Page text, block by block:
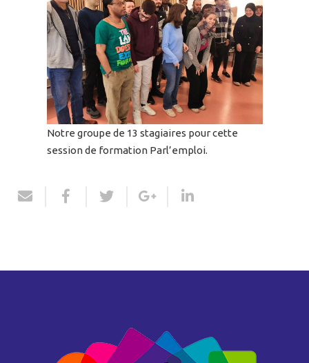
Notre groupe de 13 stagiaires pour cette
session de formation Parl’emploi.